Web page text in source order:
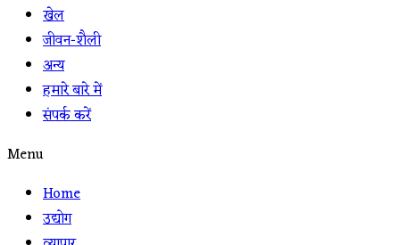
खेल
जीवन-शैली
अन्य
हमारे बारे में
संपर्क करें
Menu
Home
उद्योग